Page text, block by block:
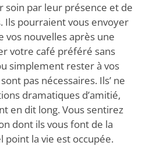
soin par leur présence et de
Ils pourraient vous envoyer
nouvelles après une
votre café préféré sans
simplement rester à vos
pas nécessaires. Ils’ ne
dramatiques d’amitié,
en dit long. Vous sentirez
dont ils vous font de la
point la vie est occupée.